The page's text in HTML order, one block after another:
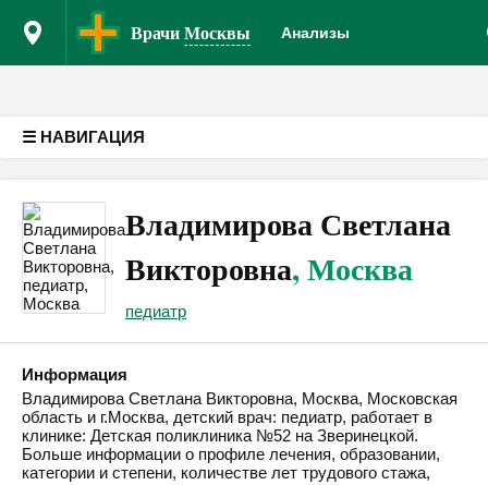
ВрачиМосквы Анализы
☰ НАВИГАЦИЯ
Владимирова Светлана
Викторовна, Москва
педиатр
Информация
Владимирова Светлана Викторовна, Москва, Московская
область и г.Москва, детский врач: педиатр, работает в
клинике: Детская поликлиника №52 на Зверинецкой.
Больше информации о профиле лечения, образовании,
категории и степени, количестве лет трудового стажа,